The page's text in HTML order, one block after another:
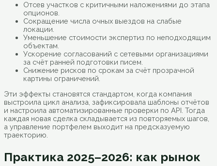
Отсев участков с критичными наложениями до этапа
опционов.
Сокращение числа очных выездов на слабые
локации.
Уменьшение стоимости экспертиз по неподходящим
объектам.
Ускорение согласований с сетевыми организациями
за счёт ранней подготовки писем.
Снижение рисков по срокам за счёт прозрачной
картины ограничений.
Эти эффекты становятся стандартом, когда компания
выстроила цикл анализа, зафиксировала шаблоны отчётов
и настроила автоматизированные проверки по API. Тогда
каждая новая сделка складывается из повторяемых шагов,
а управление портфелем выходит на предсказуемую
траекторию.
Практика 2025–2026: как рынок